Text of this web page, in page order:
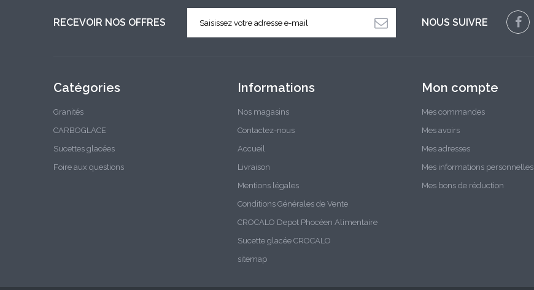
RECEVOIR NOS OFFRES NOUS SUIVRE
Catégories
Granités
CARBOGLACE
Sucettes glacées
Foire aux questions
Informations
Nos magasins
Contactez-nous
Accueil
Livraison
Mentions légales
Conditions Générales de Vente
CROCALO Depot Phocéen Alimentaire
Sucette glacée CROCALO
sitemap
Mon compte
Mes commandes
Mes avoirs
Mes adresses
Mes informations personnelles
Mes bons de réduction